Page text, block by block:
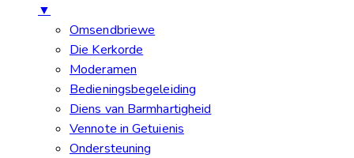
▼
Omsendbriewe
Die Kerkorde
Moderamen
Bedieningsbegeleiding
Diens van Barmhartigheid
Vennote in Getuienis
Ondersteuning